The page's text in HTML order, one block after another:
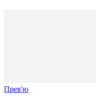
Прев'ю